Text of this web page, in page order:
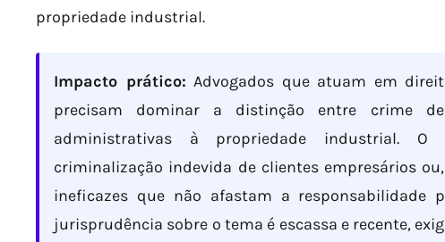
propriedade industrial.
Impacto prático: Advogados que atuam em
precisam dominar a distinção entre crime
administrativas à propriedade industrial.
criminalização indevida de clientes empresários
ineficazes que não afastam a responsabilidade
jurisprudência sobre o tema é escassa e recente,